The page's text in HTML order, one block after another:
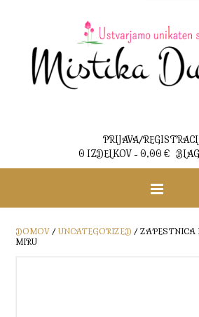
PRIJAVA/
0 IZDELKOV - 0,00 €
DOMOV / UNCATEGORIZED / ZAPESTNICA
MIRU